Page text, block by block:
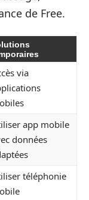
de Free.
via
app mobile
données
téléphonie